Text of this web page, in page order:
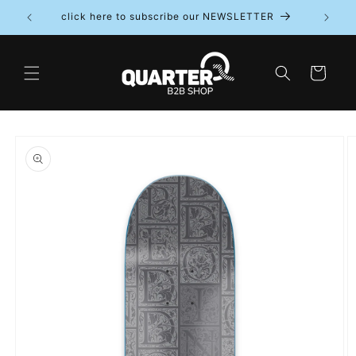
zum
Inhalt
click here to subscribe our NEWSLETTER
Warenkorb